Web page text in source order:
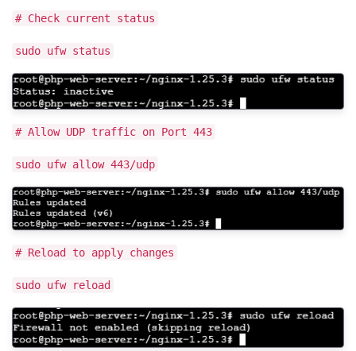
# Check current status
sudo ufw status
# Allow UDP traffic on Port 443
sudo ufw allow 443/udp
# Reload to apply changes
sudo ufw reload